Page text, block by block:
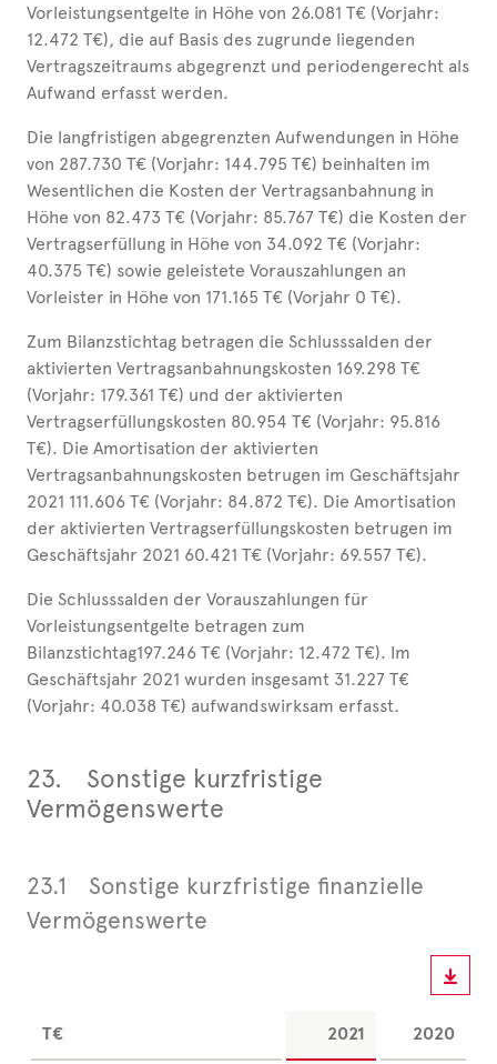
Vorleistungsentgelte in Höhe von 26.081 T€ (Vorjahr:
12.472 T€), die auf Basis des zugrunde liegenden
Vertragszeitraums abgegrenzt und periodengerecht als
Aufwand erfasst werden.
Die langfristigen abgegrenzten Aufwendungen in Höhe
von 287.730 T€ (Vorjahr: 144.795 T€) beinhalten im
Wesentlichen die Kosten der Vertragsanbahnung in
Höhe von 82.473 T€ (Vorjahr: 85.767 T€) die Kosten der
Vertragserfüllung in Höhe von 34.092 T€ (Vorjahr:
40.375 T€) sowie geleistete Vorauszahlungen an
Vorleister in Höhe von 171.165 T€ (Vorjahr 0 T€).
Zum Bilanzstichtag betragen die Schlusssalden der
aktivierten Vertragsanbahnungskosten 169.298 T€
(Vorjahr: 179.361 T€) und der aktivierten
Vertragserfüllungskosten 80.954 T€ (Vorjahr: 95.816
T€). Die Amortisation der aktivierten
Vertragsanbahnungskosten betrugen im Geschäftsjahr
2021 111.606 T€ (Vorjahr: 84.872 T€). Die Amortisation
der aktivierten Vertragserfüllungskosten betrugen im
Geschäftsjahr 2021 60.421 T€ (Vorjahr: 69.557 T€).
Die Schlusssalden der Vorauszahlungen für
Vorleistungsentgelte betragen zum
Bilanzstichtag197.246 T€ (Vorjahr: 12.472 T€). Im
Geschäftsjahr 2021 wurden insgesamt 31.227 T€
(Vorjahr: 40.038 T€) aufwandswirksam erfasst.
23. Sonstige kurzfristige
Vermögenswerte
23.1 Sonstige kurzfristige finanzielle
Vermögenswerte
T€ 2021 2020